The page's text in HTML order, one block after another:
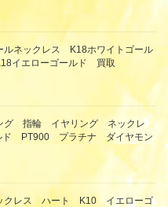
ネックレス K18ホワイトゴール
イエローゴールド 買取
グ 指輪 イヤリング ネックレ
PT900 プラチナ ダイヤモン
クレス ハート K10 イエローゴ